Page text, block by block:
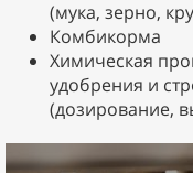
(мука, зерно,
Комбикорма
Химическая
удобрения и
(дозирование,